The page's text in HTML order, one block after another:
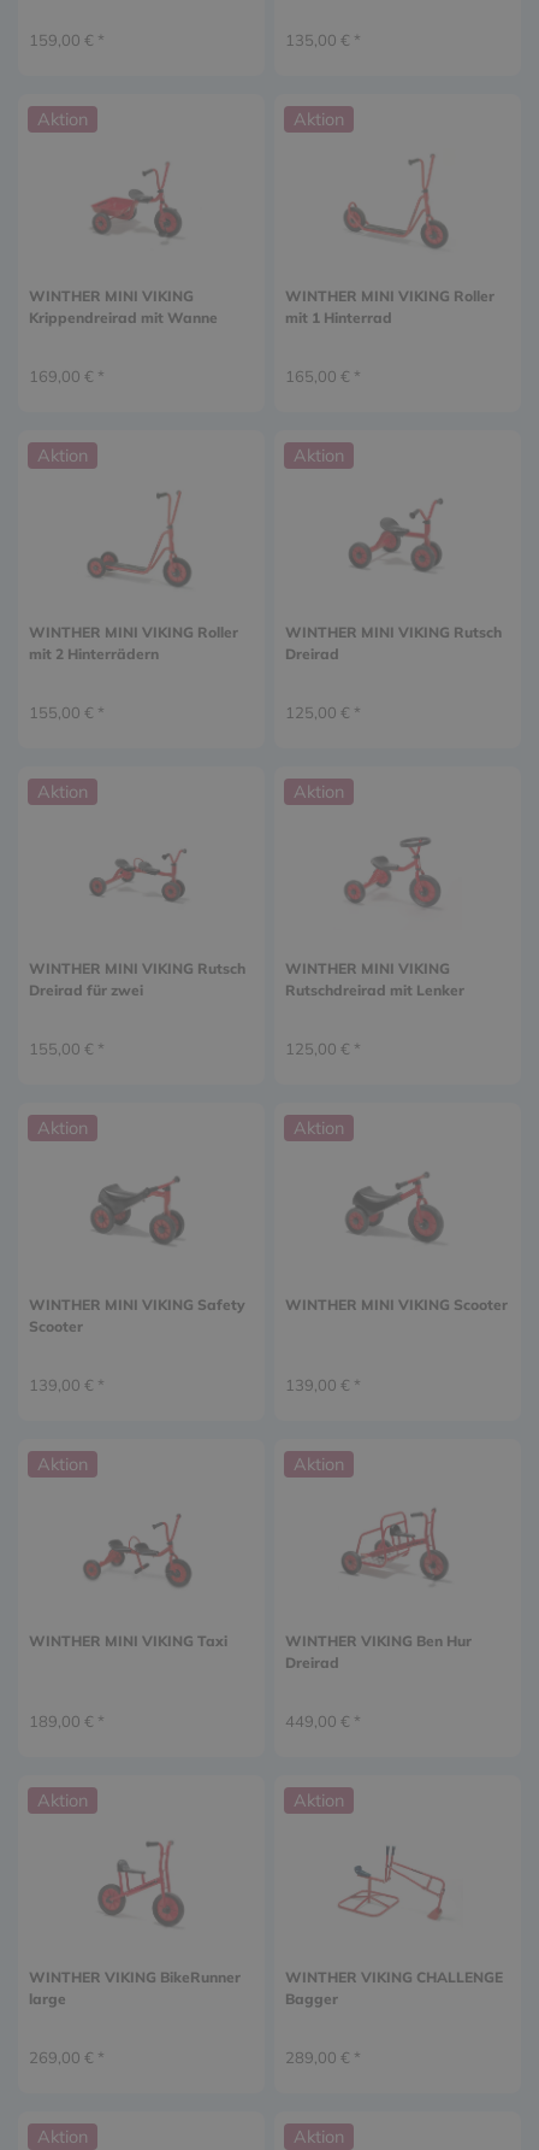
159,00 € * 135,00 € *
Aktion
WINTHER MINI VIKING
Krippendreirad mit Wanne
169,00 € *
Aktion
WINTHER MINI VIKING Roller
mit 1 Hinterrad
165,00 € *
Aktion
WINTHER MINI VIKING Roller
mit 2 Hinterrädern
155,00 € *
Aktion
WINTHER MINI VIKING Rutsch
Dreirad
125,00 € *
Aktion
WINTHER MINI VIKING Rutsch
Dreirad für zwei
155,00 € *
Aktion
WINTHER MINI VIKING
Rutschdreirad mit Lenker
125,00 € *
Aktion
WINTHER MINI VIKING Safety
Scooter
139,00 € *
Aktion
WINTHER MINI VIKING Scooter
139,00 € *
Aktion
WINTHER MINI VIKING Taxi
189,00 € *
Aktion
WINTHER VIKING Ben Hur
Dreirad
449,00 € *
Aktion
WINTHER VIKING BikeRunner
large
269,00 € *
Aktion
WINTHER VIKING CHALLENGE
Bagger
289,00 € *
Aktion Aktion